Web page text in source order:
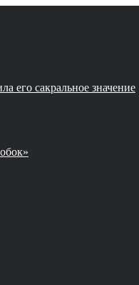
его сакральное значение